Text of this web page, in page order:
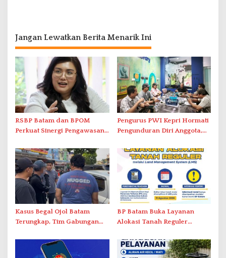
Jangan Lewatkan Berita Menarik Ini
RSBP Batam dan BPOM
Perkuat Sinergi Pengawasan
Pelayanan Kefarmasian
Pengurus PWI Kepri Hormati
Pengunduran Diri Anggota,
Administrasi ke Pusat
Kasus Begal Ojol Batam
Terungkap, Tim Gabungan
Simpang Dam
BP Batam Buka Layanan
Alokasi Tanah Reguler